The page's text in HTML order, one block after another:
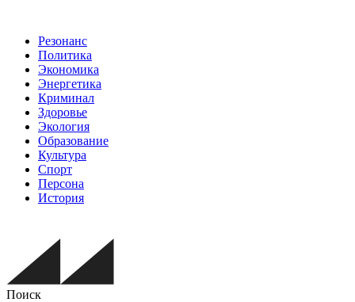
Резонанс
Политика
Экономика
Энергетика
Криминал
Здоровье
Экология
Образование
Культура
Спорт
Персона
История
Поиск